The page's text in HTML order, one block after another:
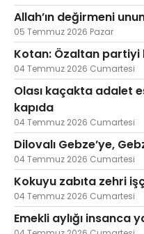
Allah’ın değirmeni
05 Temmuz 2026 Pazar
Kotan: Özaltan partiyi
04 Temmuz 2026 Cumartesi
Olası kaçakta adalet
kapıda
04 Temmuz 2026 Cumartesi
Dilovalı Gebze’ye,
04 Temmuz 2026 Cumartesi
Kokuyu zabıta zehri
04 Temmuz 2026 Cumartesi
Emekli aylığı insanca